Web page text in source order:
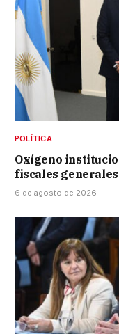
POLÍTICA
Oxígeno
fiscales generales
6 de agosto de 2026